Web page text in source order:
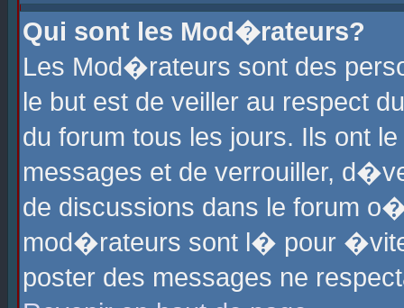
Qui sont les Mod�rateurs?
Les Mod�rateurs sont des
le but est de veiller au respect
du forum tous les jours. Ils ont
messages et de verrouiller,
de discussions dans le forum
mod�rateurs sont l� pour
poster des messages ne